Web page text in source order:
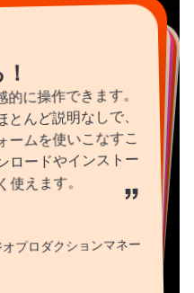
に操作できます。
んど説明なしで、
ームを使いこなすこ
ロードやインストー
えます。 ”
プロダクションマネー
ージングパートナー
レクター
ンサー